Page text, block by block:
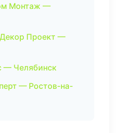
Монтаж —
Проект —
— Челябинск
— Ростов-на-